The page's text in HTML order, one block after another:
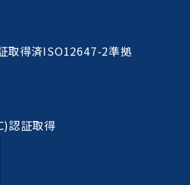
取得済ISO12647-2準拠
認証取得